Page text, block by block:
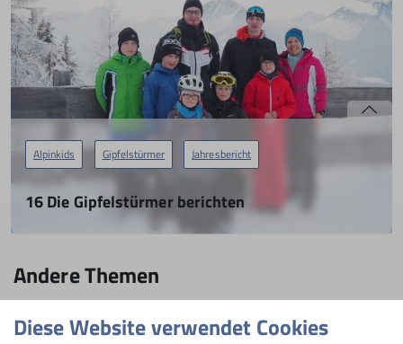
Alpinkids Gipfelstürmer Jahresbericht
16 Die Gipfelstürmer berichten
Andere Themen
Achtsamkeit Alpinjugend BergErleben
Diese Website verwendet Cookies